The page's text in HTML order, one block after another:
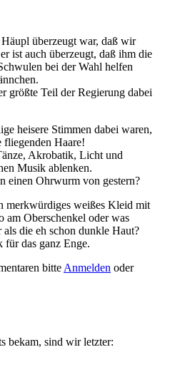
überzeugt war, daß wir
ist auch überzeugt, daß ihm die
bei der Wahl helfen
größte Teil der Regierung dabei
heisere Stimmen dabei waren,
Haare!
Akrobatik, Licht und
Musik ablenken.
einen Ohrwurm von gestern?
merkwürdiges weißes Kleid mit
am Oberschenkel oder was
die eh schon dunkle Haut?
für das ganz Enge.
bitte Anmelden oder
bekam, sind wir letzter: